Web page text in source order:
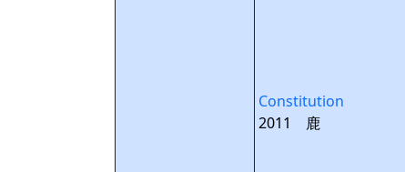
Constitution
2011 鹿